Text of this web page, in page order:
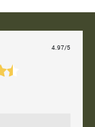
4.97/5